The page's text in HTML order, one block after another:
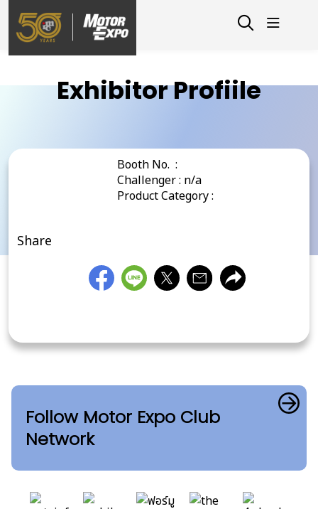
Exhibitor Profiile
Booth No. :
Challenger : n/a
Product Category :
Share
Follow Motor Expo Club
Network